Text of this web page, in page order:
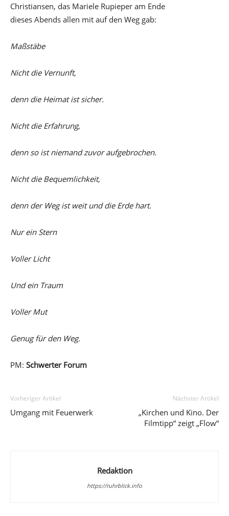
Christiansen, das Mariele Rupieper am Ende
dieses Abends allen mit auf den Weg gab:
Maßstäbe
Nicht die Vernunft,
denn die Heimat ist sicher.
Nicht die Erfahrung,
denn so ist niemand zuvor aufgebrochen.
Nicht die Bequemlichkeit,
denn der Weg ist weit und die Erde hart.
Nur ein Stern
Voller Licht
Und ein Traum
Voller Mut
Genug für den Weg.
PM: Schwerter Forum
Vorheriger Artikel
Umgang mit Feuerwerk
Nächster Artikel
„Kirchen und Kino. Der
Filmtipp“ zeigt „Flow“
Redaktion
https://ruhrblick.info